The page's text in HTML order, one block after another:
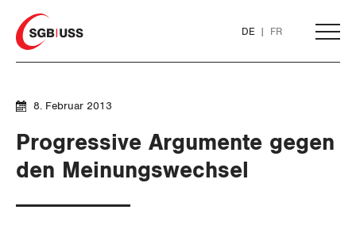
Home
DE FR
THEMEN
8. Februar 2013
Progressive Argumente gegen
den Meinungswechsel